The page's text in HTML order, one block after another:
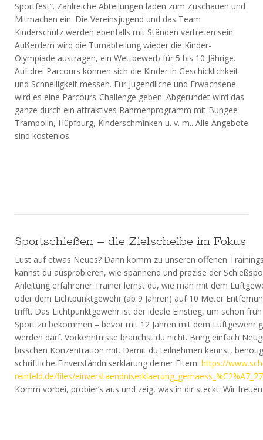
Sportfest“. Zahlreiche Abteilungen laden zum Zuschauen und
Mitmachen ein. Die Vereinsjugend und das Team
Kinderschutz werden ebenfalls mit Ständen vertreten sein.
Außerdem wird die Turnabteilung wieder die Kinder-
Olympiade austragen, ein Wettbewerb für 5 bis 10-Jährige.
Auf drei Parcours können sich die Kinder in Geschicklichkeit
und Schnelligkeit messen. Für Jugendliche und Erwachsene
wird es eine Parcours-Challenge geben. Abgerundet wird das
ganze durch ein attraktives Rahmenprogramm mit Bungee
Trampolin, Hüpfburg, Kinderschminken u. v. m.. Alle Angebote
sind kostenlos.
Sportschießen – die Zielscheibe im Fokus
Lust auf etwas Neues? Dann komm zu unseren offenen
kannst du ausprobieren, wie spannend und präzise der
Anleitung erfahrener Trainer lernst du, wie man mit dem
oder dem Lichtpunktgewehr (ab 9 Jahren) auf 10 Meter
trifft. Das Lichtpunktgewehr ist der ideale Einstieg, um schon
Sport zu bekommen – bevor mit 12 Jahren mit dem Luftgewehr
werden darf. Vorkenntnisse brauchst du nicht. Bring einfach
bisschen Konzentration mit. Damit du teilnehmen kannst,
schriftliche Einverständniserklärung deiner Eltern: https://
reinfeld.de/files/
Komm vorbei, probier’s aus und zeig, was in dir steckt. Wir